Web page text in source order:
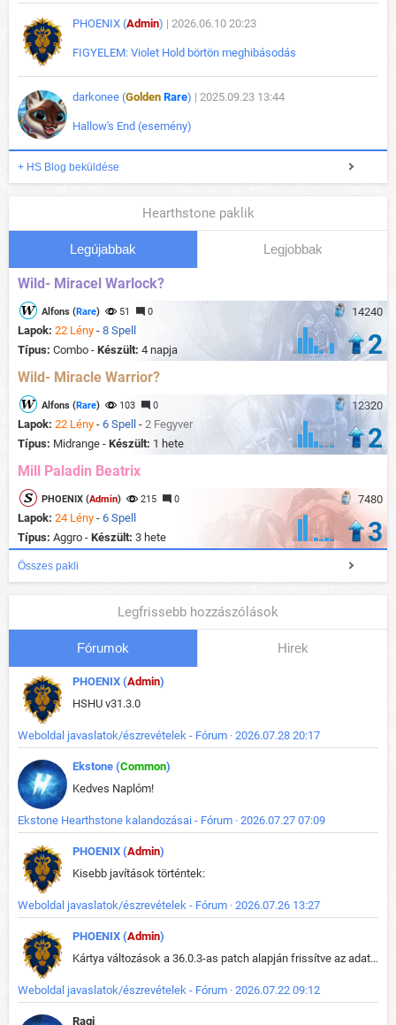
PHOENIX (Admin) | 2026.06.10 20:23
FIGYELEM: Violet Hold börtön meghibásodás
darkonee (Golden Rare) | 2025.09.23 13:44
Hallow's End (esemény)
+ HS Blog beküldése
Hearthstone paklik
Legújabbak Legjobbak
Wild- Miracel Warlock?
14240
Alfons (Rare) 51 0
Lapok: 22 Lény - 8 Spell
Típus: Combo - Készült: 4 napja 2
Wild- Miracle Warrior?
12320
Alfons (Rare) 103 0
Lapok: 22 Lény - 6 Spell - 2 Fegyver
Típus: Midrange - Készült: 1 hete 2
Mill Paladin Beatrix
7480
PHOENIX (Admin) 215 0
Lapok: 24 Lény - 6 Spell
Típus: Aggro - Készült: 3 hete 3
Összes pakli
Legfrissebb hozzászólások
Fórumok Hirek
PHOENIX (Admin)
HSHU v31.3.0
Weboldal javaslatok/észrevételek - Fórum · 2026.07.28 20:17
Ekstone (Common)
Kedves Naplóm!
Ekstone Hearthstone kalandozásai - Fórum · 2026.07.27 07:09
PHOENIX (Admin)
Kisebb javítások történtek:
Weboldal javaslatok/észrevételek - Fórum · 2026.07.26 13:27
PHOENIX (Admin)
Kártya változások a 36.0.3-as patch alapján frissítve az adatbázisban (képek is cserélve).
Weboldal javaslatok/észrevételek - Fórum · 2026.07.22 09:12
Ragi